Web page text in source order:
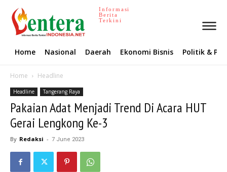
Informasi
Berita
Terkini
Home Nasional Daerah Ekonomi Bisnis Politik &
Home Headline
Headline Tangerang Raya
Pakaian Adat Menjadi Trend Di Acara HUT
Gerai Lengkong Ke-3
By Redaksi - 7 June 2023